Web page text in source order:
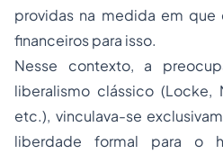
providas na medida em que
financeiros para isso.
Nesse contexto, a
liberalismo clássico (Locke,
etc.), vinculava-se
liberdade formal para o